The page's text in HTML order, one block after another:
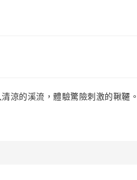
涼的溪流，體驗驚險刺激的鞦韆